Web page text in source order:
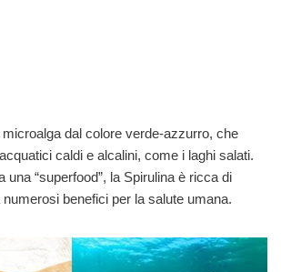
dal colore verde-azzurro, che
caldi e alcalini, come i laghi salati.
una “superfood”, la Spirulina è ricca di
benefici per la salute umana.